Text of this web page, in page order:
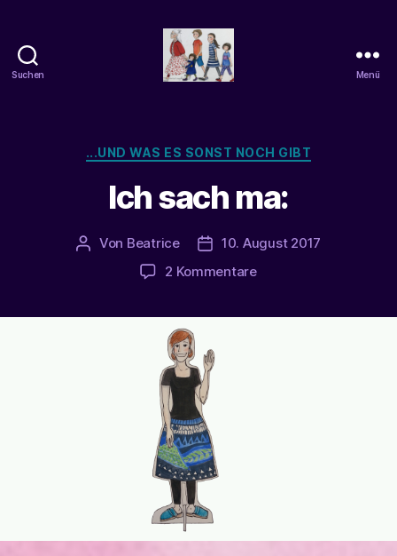
Suchen Menü
Kategorien
...UND WAS ES SONST NOCH GIBT
Ich sach ma:
Beitragsautor
Von Beatrice Veröffentlichungsdatum
10. August 2017
2 Kommentarezu